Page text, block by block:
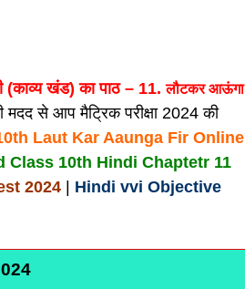
(काव्य खंड) का पाठ – 11.लौटकर आऊंगा
से आप मैट्रिक परीक्षा 2024 की
Laut Kar Aaunga Fir Online
Class 10th Hindi Chaptetr 11
2024 | Hindi vvi Objective